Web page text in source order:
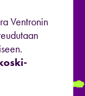
Ventronin